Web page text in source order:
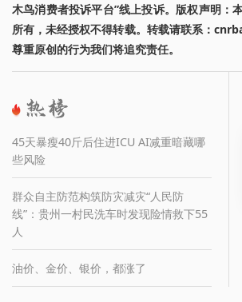
木鸟消费者投诉平台”线上投诉。版权声明：
所有，未经授权不得转载。转载请联系：
尊重原创的行为我们将追究责任。
45天暴瘦40斤后住进ICU AI减重暗藏哪
些风险
群众自主防范构筑防灾减灾“人民防
线”：贵州一村民洗车时发现险情救下55
人
油价、金价、银价，都涨了